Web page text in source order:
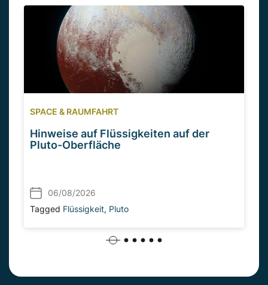
SPACE & RAUMFAHRT
Hinweise auf Flüssigkeiten auf der
Pluto-Oberfläche
06/08/2026
Tagged Flüssigkeit, Pluto